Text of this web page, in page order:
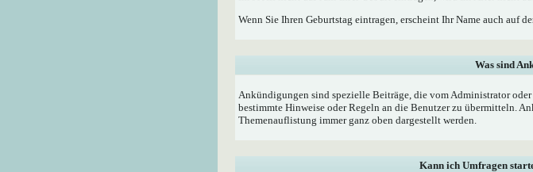
Wenn Sie Ihren Geburtstag eintragen, erscheint Ihr Name auch auf
Was sind
Ankündigungen sind spezielle Beiträge, die vom Administrator
bestimmte Hinweise oder Regeln an die Benutzer zu übermitteln.
Themenauflistung immer ganz oben dargestellt werden.
Kann ich Umfragen